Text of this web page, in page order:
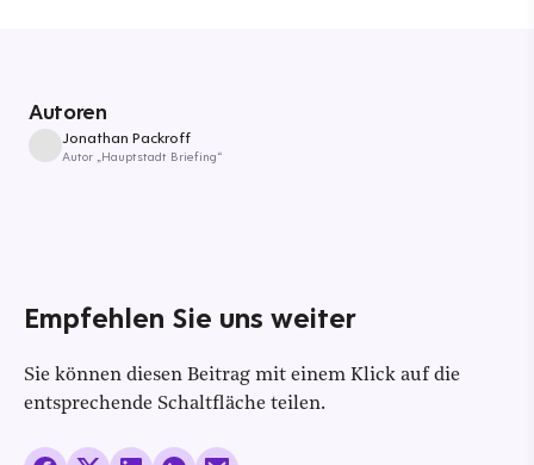
Autoren
Jonathan Packroff
Autor „Hauptstadt Briefing“
Empfehlen Sie uns weiter
Sie können diesen Beitrag mit einem Klick auf die
entsprechende Schaltfläche teilen.